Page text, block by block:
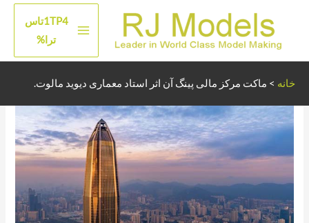
1TP4تاس
ترا%
خانه > ماکت مرکز مالی پینگ آن اثر استاد معماری دیوید مالوت.